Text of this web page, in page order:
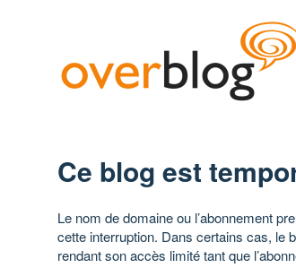
Ce blog est
Le nom de domaine ou l’abonnement
cette interruption. Dans certains cas, le
rendant son accès limité tant que